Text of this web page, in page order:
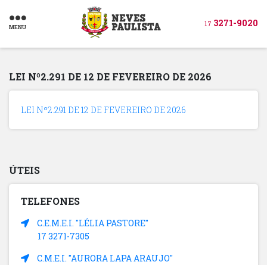
MENU 17 3271-9020
LEI Nº2.291 DE 12 DE FEVEREIRO DE 2026
LEI Nº2.291 DE 12 DE FEVEREIRO DE 2026
ÚTEIS
TELEFONES
C.E.M.E.I. "LÉLIA PASTORE"
17 3271-7305
C.M.E.I. "AURORA LAPA ARAUJO"